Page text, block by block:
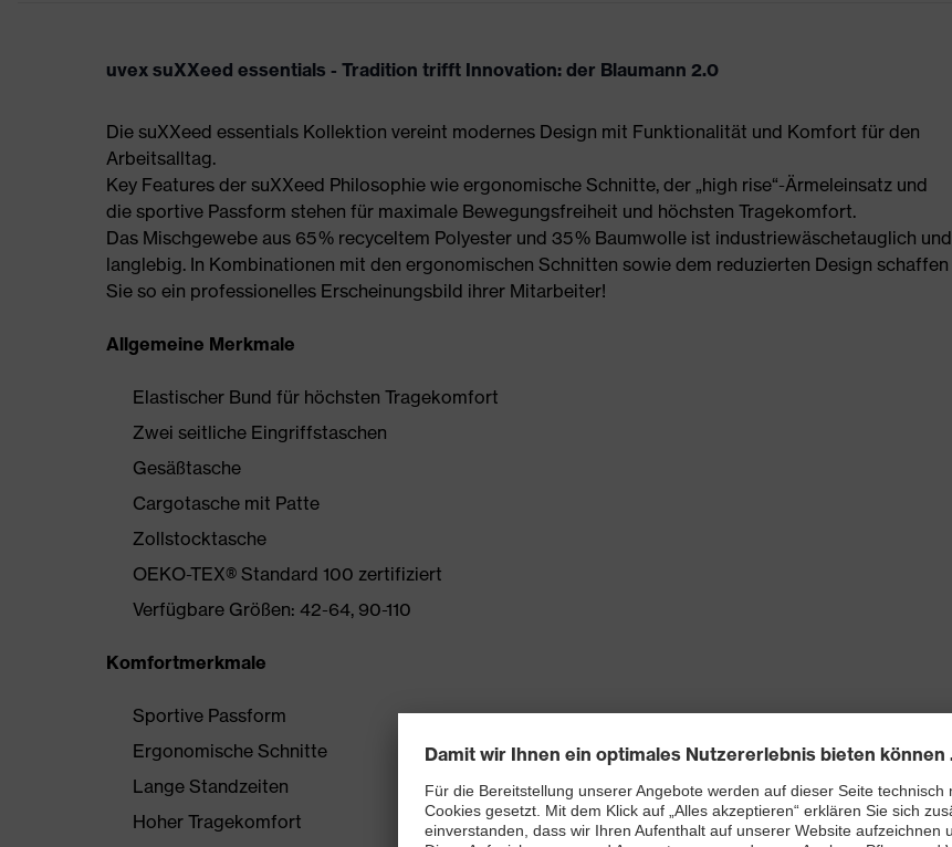
uvex suXXeed essentials - Tradition trifft Innovation: der Blaumann 2.0
Die suXXeed essentials Kollektion vereint modernes Design mit Funktionalität und Komfort für den
Arbeitsalltag.
Key Features der suXXeed Philosophie wie ergonomische Schnitte, der „high rise“-Ärmeleinsatz und
die sportive Passform stehen für maximale Bewegungsfreiheit und höchsten Tragekomfort.
Das Mischgewebe aus 65 % recyceltem Polyester und 35 % Baumwolle ist industriewäschetauglich und
langlebig. In Kombinationen mit den ergonomischen Schnitten sowie dem reduzierten Design schaffen
Sie so ein professionelles Erscheinungsbild ihrer Mitarbeiter!
Allgemeine Merkmale
Elastischer Bund für höchsten Tragekomfort
Zwei seitliche Eingriffstaschen
Gesäßtasche
Cargotasche mit Patte
Zollstocktasche
OEKO-TEX® Standard 100 zertifiziert
Verfügbare Größen: 42-64, 90-110
Komfortmerkmale
Sportive Passform
Ergonomische Schnitte
Lange Standzeiten
Hoher Tragekomfort